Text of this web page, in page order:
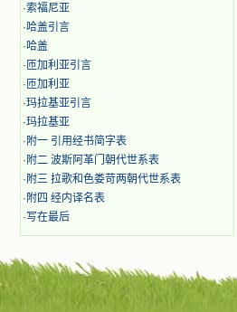
·索福尼亚
·哈盖引言
·哈盖
· 匝加利亚引言
· 匝加利亚
·玛拉基亚引言
·玛拉基亚
· 附一 引用经书简字表
· 附二 波斯阿革门朝代世系表
· 附三 拉歌和色娄苛两朝代世系表
· 附四 经内译名表
·写在最后